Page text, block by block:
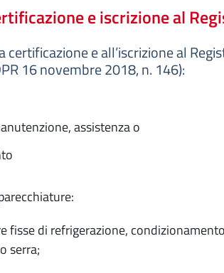
e iscrizione al
certificazione e all’iscrizione al
16 novembre 2018, n. 146):
assistenza o
fisse di refrigerazione,
serra;